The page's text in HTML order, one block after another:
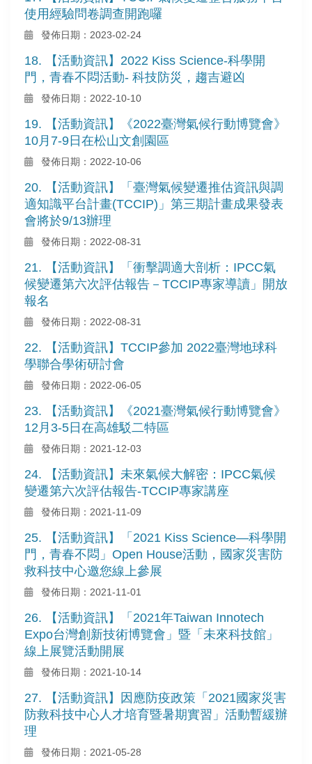
使用經驗問卷調查開跑囉
發佈日期：2023-02-24
18. 【活動資訊】2022 Kiss Science-科學開
門，青春不悶活動- 科技防災，趨吉避凶
發佈日期：2022-10-10
19. 【活動資訊】《2022臺灣氣候行動博覽會》
10月7-9日在松山文創園區
發佈日期：2022-10-06
20. 【活動資訊】「臺灣氣候變遷推估資訊與調
適知識平台計畫(TCCIP)」第三期計畫成果發表
會將於9/13辦理
發佈日期：2022-08-31
21. 【活動資訊】「衝擊調適大剖析：IPCC氣
候變遷第六次評估報告－TCCIP專家導讀」開放
報名
發佈日期：2022-08-31
22. 【活動資訊】TCCIP參加 2022臺灣地球科
學聯合學術研討會
發佈日期：2022-06-05
23. 【活動資訊】《2021臺灣氣候行動博覽會》
12月3-5日在高雄駁二特區
發佈日期：2021-12-03
24. 【活動資訊】未來氣候大解密：IPCC氣候
變遷第六次評估報告-TCCIP專家講座
發佈日期：2021-11-09
25. 【活動資訊】「2021 Kiss Science—科學開
門，青春不悶」Open House活動，國家災害防
救科技中心邀您線上參展
發佈日期：2021-11-01
26. 【活動資訊】「2021年Taiwan Innotech
Expo台灣創新技術博覽會」暨「未來科技館」
線上展覽活動開展
發佈日期：2021-10-14
27. 【活動資訊】因應防疫政策「2021國家災害
防救科技中心人才培育暨暑期實習」活動暫緩辦
理
發佈日期：2021-05-28